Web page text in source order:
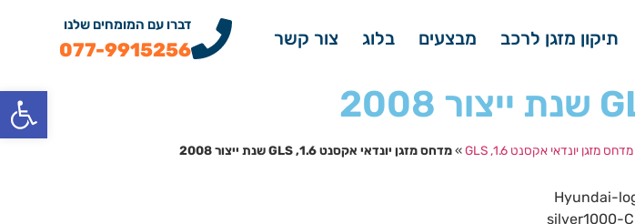
תיקון מזגן לרכב מבצעים בלוג צור קשר
דברו עם המומחים שלנו
077-9915256
מדחס מזגן יונדאי אקסנט 1.6, GLS »מדחס מזגן יונדאי אקסנט 1.6, GLS שנת ייצור 2008